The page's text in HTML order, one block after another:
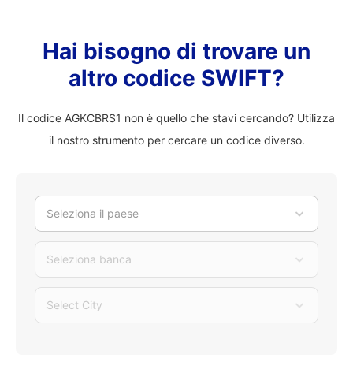
Hai bisogno di trovare un
altro codice SWIFT?
Il codice AGKCBRS1 non è quello che stavi cercando? Utilizza
il nostro strumento per cercare un codice diverso.
Seleziona il paese
Seleziona banca
Select City